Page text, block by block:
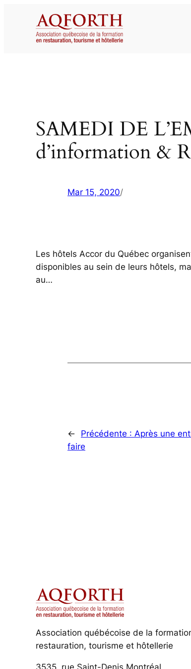
SAMEDI DE
d’information &
Mar 15, 2020/
Les hôtels Accor du Québec
disponibles au sein de leurs hôtels,
au…
← Précédente : Après une
faire
Association québécoise de la
restauration, tourisme et hôtellerie
3535, rue Saint-Denis Montréal